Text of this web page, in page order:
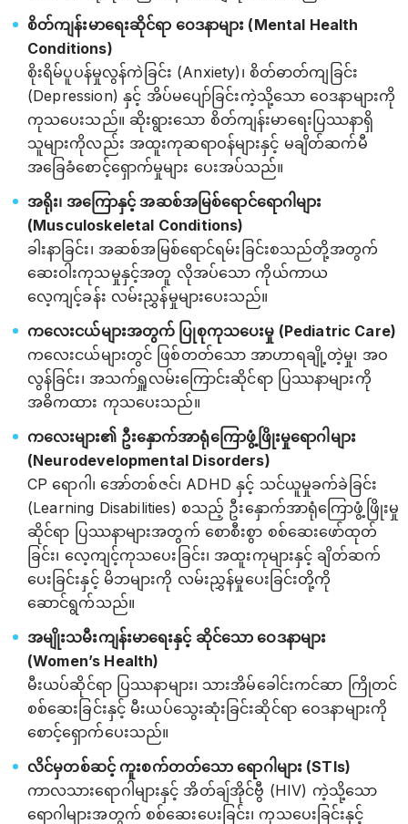
စိတ်ကျန်းမာရေးဆိုင်ရာ ဝေဒနာများ (Mental Health
Conditions)
စိုးရိမ်ပူပန်မှုလွန်ကဲခြင်း (Anxiety)၊ စိတ်ဓာတ်ကျခြင်း
(Depression) နှင့် အိပ်မပျော်ခြင်းကဲ့သို့သော ဝေဒနာများကို
ကုသပေးသည်။ ဆိုးရွားသော စိတ်ကျန်းမာရေးပြဿနာရှိ
သူများကိုလည်း အထူးကုဆရာဝန်များနှင့် မချိတ်ဆက်မီ
အခြေခံစောင့်ရှောက်မှုများ ပေးအပ်သည်။
အရိုး၊ အကြောနှင့် အဆစ်အမြစ်ရောင်ရောဂါများ
(Musculoskeletal Conditions)
ခါးနာခြင်း၊ အဆစ်အမြစ်ရောင်ရမ်းခြင်းစသည်တို့အတွက်
ဆေးဝါးကုသမှုနှင့်အတူ လိုအပ်သော ကိုယ်ကာယ
လေ့ကျင့်ခန်း လမ်းညွှန်မှုများပေးသည်။
ကလေးငယ်များအတွက် ပြုစုကုသပေးမှု (Pediatric Care)
ကလေးငယ်များတွင် ဖြစ်တတ်သော အာဟာရချို့တဲ့မှု၊ အဝ
လွန်ခြင်း၊ အသက်ရှူလမ်းကြောင်းဆိုင်ရာ ပြဿနာများကို
အဓိကထား ကုသပေးသည်။
ကလေးများ၏ ဦးနှောက်အာရုံကြောဖွံ့ဖြိုးမှုရောဂါများ
(Neurodevelopmental Disorders)
CP ရောဂါ၊ အော်တစ်ဇင်၊ ADHD နှင့် သင်ယူမှုခက်ခဲခြင်း
(Learning Disabilities) စသည့် ဦးနှောက်အာရုံကြောဖွံ့ဖြိုးမှု
ဆိုင်ရာ ပြဿနာများအတွက် စောစီးစွာ စစ်ဆေးဖော်ထုတ်
ခြင်း၊ လေ့ကျင့်ကုသပေးခြင်း၊ အထူးကုများနှင့် ချိတ်ဆက်
ပေးခြင်းနှင့် မိဘများကို လမ်းညွှန်မှုပေးခြင်းတို့ကို
ဆောင်ရွက်သည်။
အမျိုးသမီးကျန်းမာရေးနှင့် ဆိုင်သော ဝေဒနာများ
(Women’s Health)
မီးယပ်ဆိုင်ရာ ပြဿနာများ၊ သားအိမ်ခေါင်းကင်ဆာ ကြိုတင်
စစ်ဆေးခြင်းနှင့် မီးယပ်သွေးဆုံးခြင်းဆိုင်ရာ ဝေဒနာများကို
စောင့်ရှောက်ပေးသည်။
လိင်မှတစ်ဆင့် ကူးစက်တတ်သော ရောဂါများ (STIs)
ကာလသားရောဂါများနှင့် အိတ်ချ်အိုင်ဗွီ (HIV) ကဲ့သို့သော
ရောဂါများအတွက် စစ်ဆေးပေးခြင်း၊ ကုသပေးခြင်းနှင့်